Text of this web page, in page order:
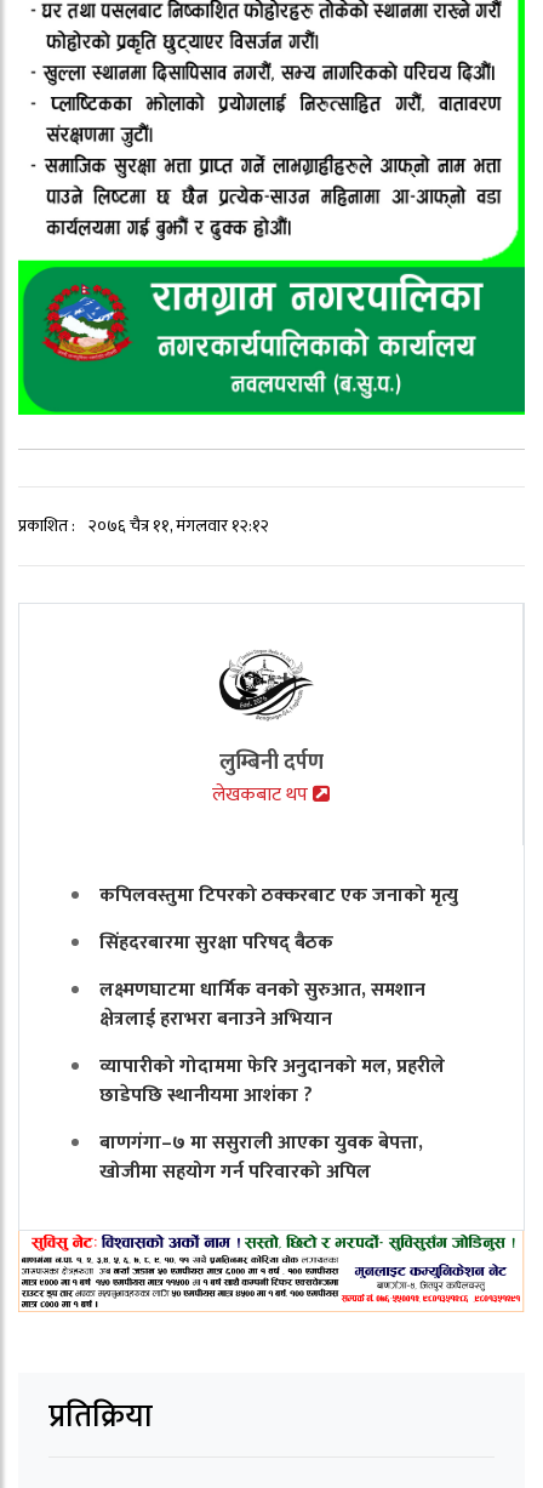
प्रकाशित : २०७६ चैत्र ११, मंगलवार १२:१२
लुम्बिनी दर्पण
लेखकबाट थप
कपिलवस्तुमा टिपरको ठक्करबाट एक जनाको मृत्यु
सिंहदरबारमा सुरक्षा परिषद् बैठक
लक्ष्मणघाटमा धार्मिक वनको सुरुआत, समशान
क्षेत्रलाई हराभरा बनाउने अभियान
व्यापारीको गोदाममा फेरि अनुदानको मल, प्रहरीले
छाडेपछि स्थानीयमा आशंका ?
बाणगंगा–७ मा ससुराली आएका युवक बेपत्ता,
खोजीमा सहयोग गर्न परिवारको अपिल
प्रतिक्रिया